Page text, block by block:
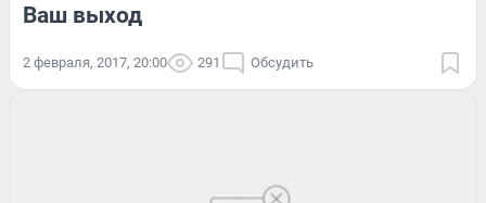
Ваш выход
2 февраля, 2017, 20:00 291 Обсудить